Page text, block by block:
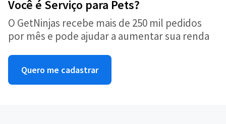
Você é Serviço para Pets?
O GetNinjas recebe mais de 250 mil pedidos
por mês e pode ajudar a aumentar sua renda
Quero me cadastrar